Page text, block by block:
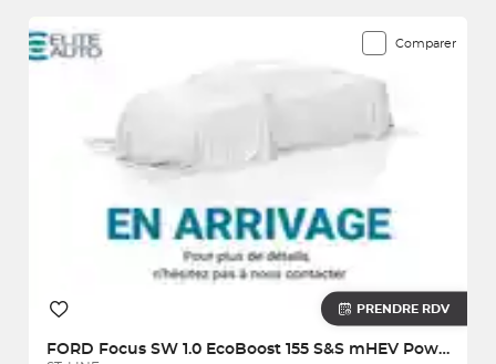
Comparer
PRENDRE RDV
FORD Focus SW 1.0 EcoBoost 155 S&S mHEV Powershift